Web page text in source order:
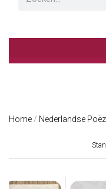
Home / Nederlandse